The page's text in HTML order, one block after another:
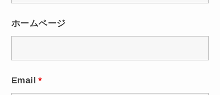
ホームページ
Email*